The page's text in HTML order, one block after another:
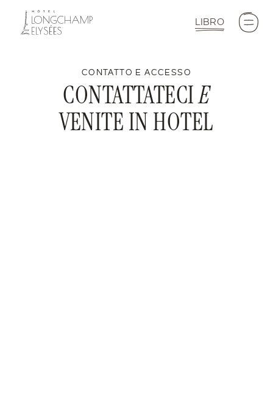
LIBRO
CONTATTO E ACCESSO
CONTATTATECIE
VENITE IN HOTEL